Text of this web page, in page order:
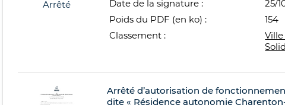
Arrêté
Date de la signature :
25/
Poids du PDF (en ko) :
154
Classement :
Arrêté d’autorisation de
dite « Résidence autonomie